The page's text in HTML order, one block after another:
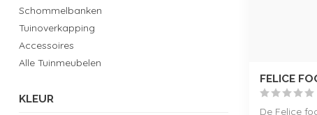
Schommelbanken
Tuinoverkapping
Accessoires
Alle Tuinmeubelen
KLEUR
FELICE
De Felice